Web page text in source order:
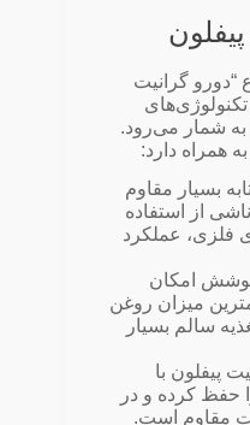
“دورو گرانیت
شمار می‌رود.
همراه دارد:
بسیار مقاوم
از استفاده
فلزی، عملکرد
پوشش امکان
میزان روغن
سالم بسیار
پیفلون با
حفظ کرده و در
مقاوم است.